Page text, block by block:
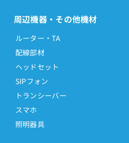
周辺機器・その他機材
ルーター・TA
配線部材
ヘッドセット
SIPフォン
トランシーバー
スマホ
照明器具